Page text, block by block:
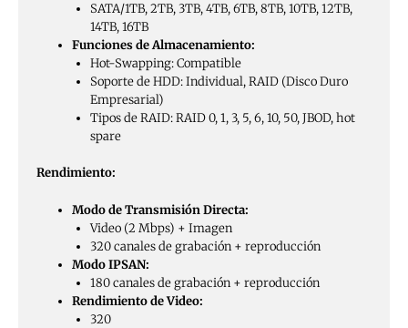
SATA/1TB, 2TB, 3TB, 4TB, 6TB, 8TB, 10TB, 12TB,
14TB, 16TB
Funciones de Almacenamiento:
Hot-Swapping: Compatible
Soporte de HDD: Individual, RAID (Disco Duro
Empresarial)
Tipos de RAID: RAID 0, 1, 3, 5, 6, 10, 50, JBOD, hot
spare
Rendimiento:
Modo de Transmisión Directa:
Video (2 Mbps) + Imagen
320 canales de grabación + reproducción
Modo IPSAN:
180 canales de grabación + reproducción
Rendimiento de Video:
320